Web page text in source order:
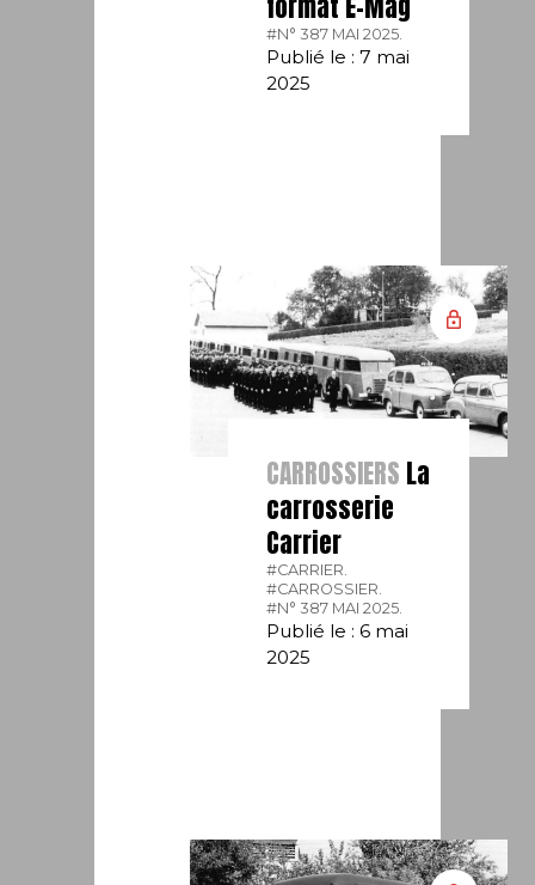
#N° 387 MAI 2025.
Publié le : 7 mai
2025
CARROSSIERS La
carrosserie
Carrier
#CARRIER.
#CARROSSIER.
#N° 387 MAI 2025.
Publié le : 6 mai
2025